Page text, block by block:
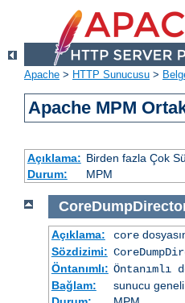
Apache > HTTP Sunucusu >
Apache MPM
Açıklama: Birden fazla Çok
Durum:
MPM
Açıklama: core
Sözdizimi:
Öntanımlı: Öntanımlı
Bağlam:
sunucu geneli